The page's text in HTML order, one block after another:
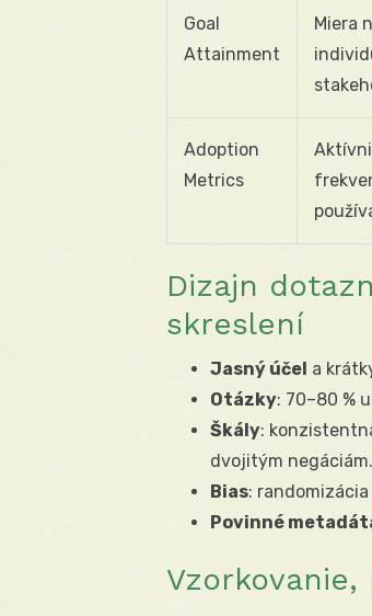
Goal
Attainment
Miera
Adoption
Metrics
Dizajn
skreslení
Jasný účel a
Otázky: 70–80 %
Škály:
dvojitým negáciám.
Bias:
Povinné